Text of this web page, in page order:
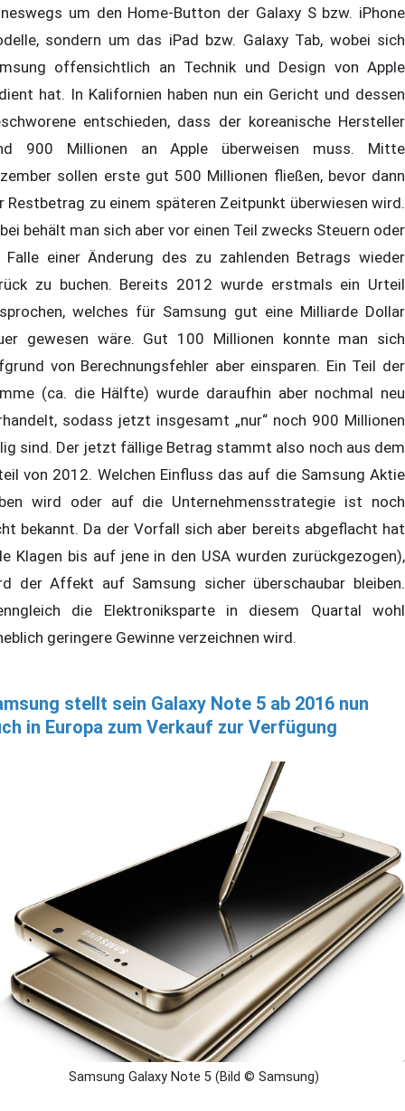
um den Home-Button der Galaxy S bzw. iPhone
sondern um das iPad bzw. Galaxy Tab, wobei sich
offensichtlich an Technik und Design von Apple
hat. In Kalifornien haben nun ein Gericht und dessen
entschieden, dass der koreanische Hersteller
900 Millionen an Apple überweisen muss. Mitte
sollen erste gut 500 Millionen fließen, bevor dann
Restbetrag zu einem späteren Zeitpunkt überwiesen wird.
behält man sich aber vor einen Teil zwecks Steuern oder
Falle einer Änderung des zu zahlenden Betrags wieder
zu buchen. Bereits 2012 wurde erstmals ein Urteil
welches für Samsung gut eine Milliarde Dollar
gewesen wäre. Gut 100 Millionen konnte man sich
von Berechnungsfehler aber einsparen. Ein Teil der
(ca. die Hälfte) wurde daraufhin aber nochmal neu
sodass jetzt insgesamt „nur“ noch 900 Millionen
sind. Der jetzt fällige Betrag stammt also noch aus dem
von 2012. Welchen Einfluss das auf die Samsung Aktie
wird oder auf die Unternehmensstrategie ist noch
bekannt. Da der Vorfall sich aber bereits abgeflacht hat
Klagen bis auf jene in den USA wurden zurückgezogen),
der Affekt auf Samsung sicher überschaubar bleiben.
die Elektroniksparte in diesem Quartal wohl
geringere Gewinne verzeichnen wird.
stellt sein Galaxy Note 5 ab 2016 nun
in Europa zum Verkauf zur Verfügung
Samsung Galaxy Note 5 (Bild © Samsung)